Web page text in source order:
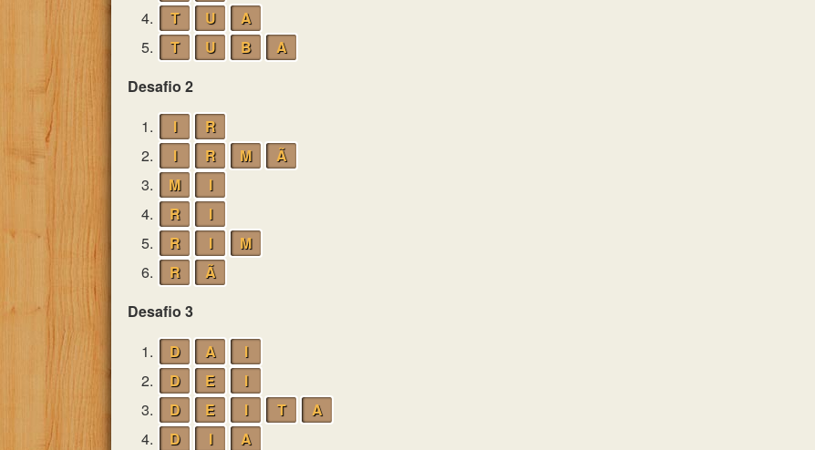
4.
T U
A
5.
T U B
A
Desafio 2
1.
I
R
2.
I R M
Ã
3.
M
I
4.
R
I
5.
R I
M
6.
R
Ã
Desafio 3
1.
D A
I
2.
D E
I
3.
D E I T
A
4.
D I
A